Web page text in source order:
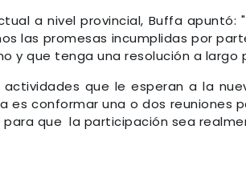
a nivel provincial, Buffa apuntó:
las promesas incumplidas por
y que tenga una resolución a largo
actividades que le esperan a la
es conformar una o dos reuniones
que la participación sea